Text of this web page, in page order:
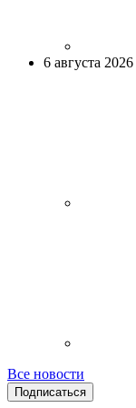
6 августа 2026
Все новости
Подписаться